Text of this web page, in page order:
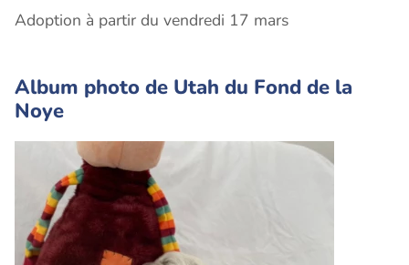
Adoption à partir du vendredi 17 mars
Album photo de Utah du Fond de la
Noye